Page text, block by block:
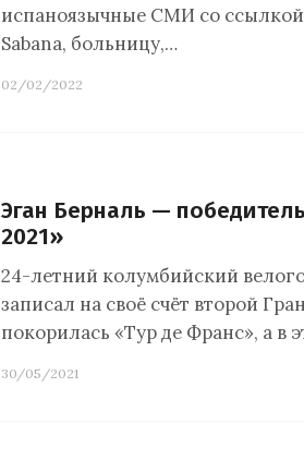
испаноязычные СМИ со
Sabana, больницу,…
02/02/2022
Эган Берналь —
2021»
24-летний колумбийский
записал на своё счёт второй
покорилась «Тур де Франс», а в
30/05/2021